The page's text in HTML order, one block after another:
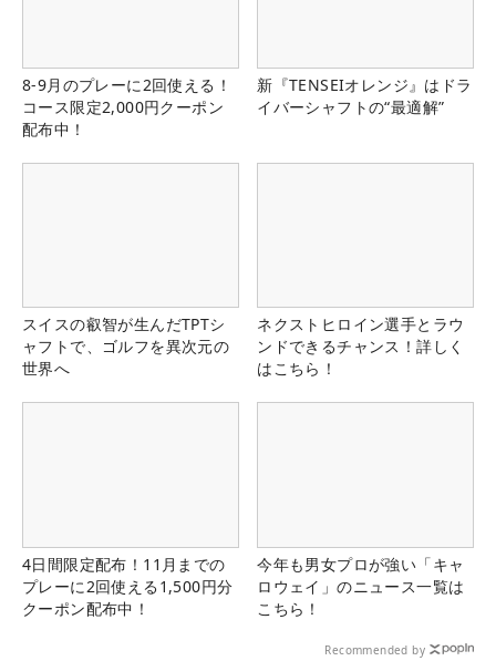
8-9月のプレーに2回使える！
コース限定2,000円クーポン
配布中！
新『TENSEIオレンジ』はドラ
イバーシャフトの“最適解”
スイスの叡智が生んだTPTシ
ャフトで、ゴルフを異次元の
世界へ
ネクストヒロイン選手とラウ
ンドできるチャンス！詳しく
はこちら！
4日間限定配布！11月までの
プレーに2回使える1,500円分
クーポン配布中！
今年も男女プロが強い「キャ
ロウェイ」のニュース一覧は
こちら！
Recommended by